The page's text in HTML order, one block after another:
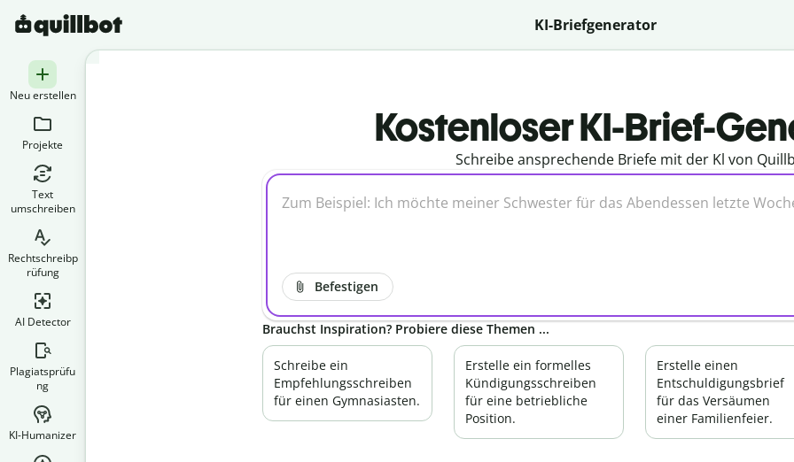
KI-Briefgenerator
Neu erstellen
Projekte
Text
umschreiben
Rechtschreibp
rüfung
AI Detector
Plagiatsprüfu
ng
KI-Humanizer
Kostenloser KI-Brief-
Schreibe ansprechende Briefe mit der Kl von
Befestigen
Brauchst Inspiration? Probiere diese Themen ...
Schreibe ein
Empfehlungsschreiben
für einen Gymnasiasten.
Erstelle ein formelles
Kündigungsschreiben
für eine betriebliche
Position.
Erstelle einen
Entschuldigungsbrief
für das Versäumen
einer Familienfeier.